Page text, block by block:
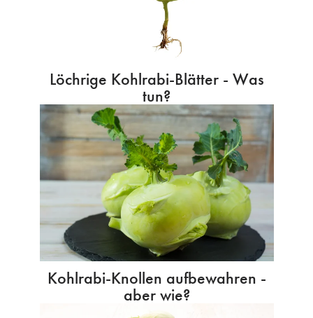
Löchrige Kohlrabi-Blätter - Was
tun?
Kohlrabi-Knollen aufbewahren -
aber wie?